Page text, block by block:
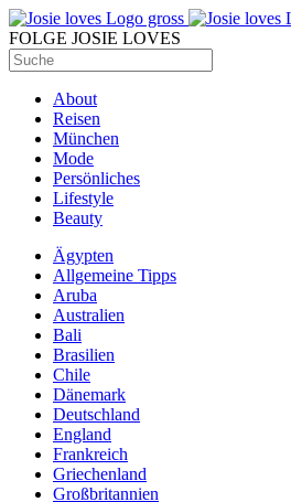
FOLGE JOSIE LOVES
About
Reisen
München
Mode
Persönliches
Lifestyle
Beauty
Ägypten
Allgemeine Tipps
Aruba
Australien
Bali
Brasilien
Chile
Dänemark
Deutschland
England
Frankreich
Griechenland
Großbritannien